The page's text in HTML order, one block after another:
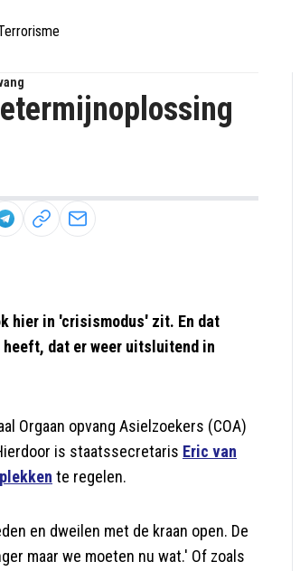
hier in 'crisismodus' zit. En dat
dat er weer uitsluitend in
Orgaan opvang Asielzoekers (COA)
is staatssecretaris Eric van
te regelen.
en dweilen met de kraan open. De
maar we moeten nu wat.' Of zoals